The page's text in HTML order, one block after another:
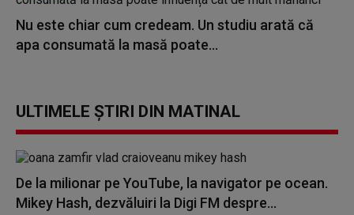
Nu este chiar cum credeam. Un studiu arată că
apa consumată la masă poate...
ULTIMELE ȘTIRI DIN MATINAL
De la milionar pe YouTube, la navigator pe ocean.
Mikey Hash, dezvăluiri la Digi FM despre...